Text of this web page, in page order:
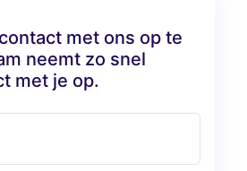
met ons op te
neemt zo snel
met je op.